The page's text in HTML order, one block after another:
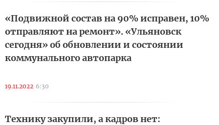
«Подвижной состав на 90% исправен, 10%
отправляют на ремонт». «Ульяновск
сегодня» об обновлении и состоянии
коммунального автопарка
19.11.2022 6:30
Технику закупили, а кадров нет: